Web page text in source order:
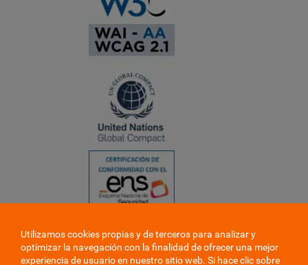
❮
❯
Utilizamos cookies propias y de terceros para analizar y
optimizar la navegación con la finalidad de ofrecer una mejor
experiencia de usuario en nuestro sitio web. Si hace clic sobre